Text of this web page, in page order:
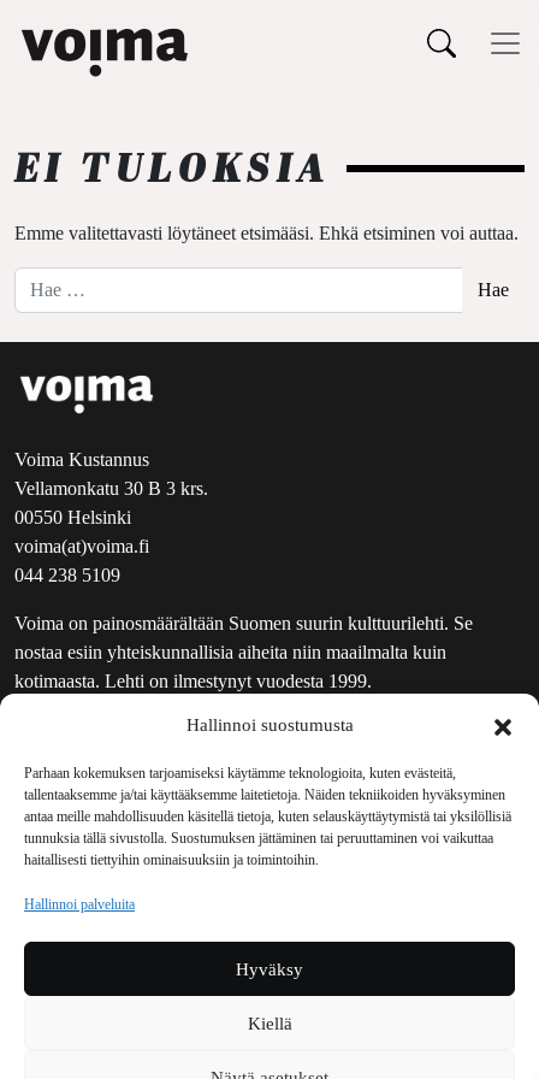
Hallinnoi suostumusta
Parhaan kokemuksen tarjoamiseksi käytämme teknologioita, kuten evästeitä,
tallentaaksemme ja/tai käyttääksemme laitetietoja. Näiden tekniikoiden hyväksyminen
antaa meille mahdollisuuden käsitellä tietoja, kuten selauskäyttäytymistä tai yksilöllisiä
tunnuksia tällä sivustolla. Suostumuksen jättäminen tai peruuttaminen voi vaikuttaa
haitallisesti tiettyihin ominaisuuksiin ja toimintoihin.
Hallinnoi palveluita
Hyväksy
Kiellä
Päävalikko
EI TULOKSIA
Emme valitettavasti löytäneet etsimääsi. Ehkä etsiminen voi auttaa.
Hae:
Voima Kustannus
Vellamonkatu 30 B 3 krs.
00550 Helsinki
voima(at)voima.fi
044 238 5109
Voima on painosmäärältään Suomen suurin kulttuurilehti. Se
nostaa esiin yhteiskunnallisia aiheita niin maailmalta kuin
kotimaasta. Lehti on ilmestynyt vuodesta 1999.
UUTISKIRJE
MAINOSTAJILLE
VASTAMAINOKSET
JAKELUPAIKAT
REKISTERISELOSTE
TILAUKSEN PERUUTUSPYYNTÖ
TILAUSOHJEET JA -EHDOT